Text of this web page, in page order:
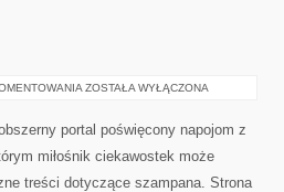
HISTORIA
ZOSTAŁA WYŁĄCZONA
portal poświęcony napojom z
miłośnik ciekawostek może
treści dotyczące szampana. Strona